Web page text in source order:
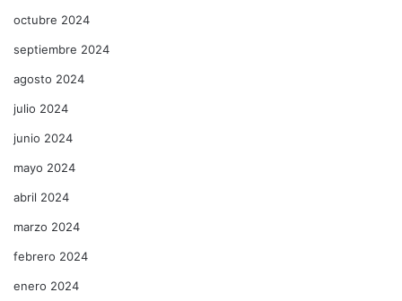
octubre 2024
septiembre 2024
agosto 2024
julio 2024
junio 2024
mayo 2024
abril 2024
marzo 2024
febrero 2024
enero 2024